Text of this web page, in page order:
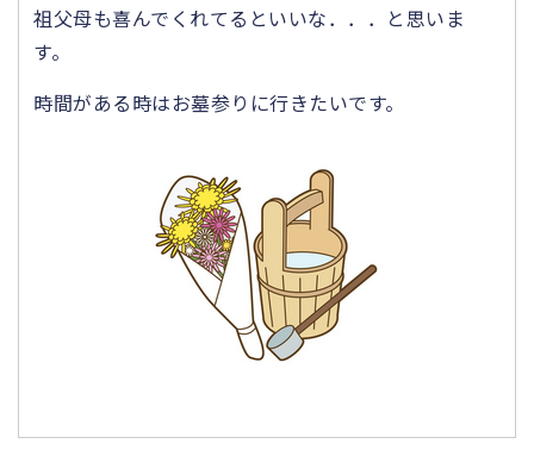
祖父母も喜んでくれてるといいな．．．と思いま
す。
時間がある時はお墓参りに行きたいです。